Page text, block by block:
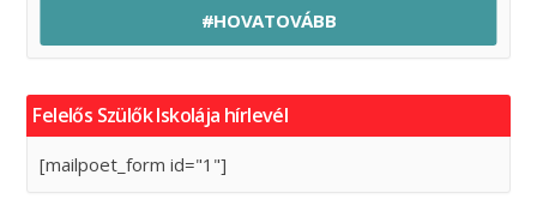
#HOVATOVÁBB
Felelős Szülők Iskolája hírlevél
[mailpoet_form id="1"]